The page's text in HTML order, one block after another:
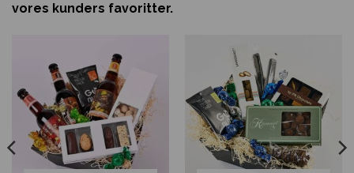
vores kunders favoritter.